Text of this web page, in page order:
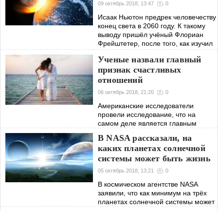
09 октябрь 2018, 13:47 0
Исаак Ньютон предрек человечеству
конец света в 2060 году. К такому
выводу пришёл учёный Флориан
Фрейштетер, после того, как изучил
труды легендарного физика Исаака
Ньютона. Каким образом учёному
Ученые назвали главный
признак счастливых
отношений
06 октябрь 2018, 21:20 0
Американские исследователи
провели исследование, что на
самом деле является главным
между влюблёнными людьми. И
стоит признать, пришли к довольно
неожиданному выводу.
В NASA рассказали, на
каких планетах солнечной
системы может быть жизнь
05 октябрь 2018, 13:21 0
В космическом агентстве NASA
заявили, что как минимум на трёх
планетах солнечной системы может